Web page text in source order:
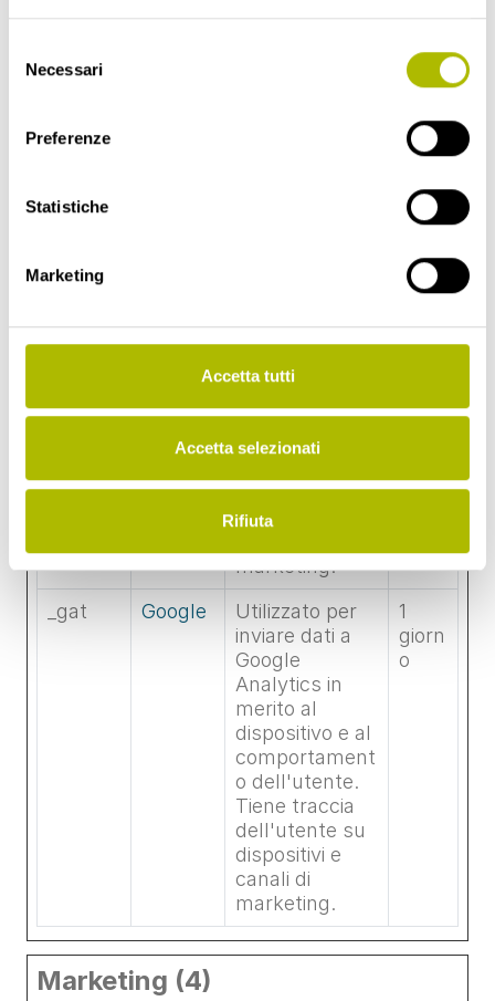
delNecessari
Preferenze
Statistiche
Marketing
Accetta tutti
Accetta selezionati
Rifiuta
_ga_#
Google
Analytics in
merito al
comportament
o dell'utente.
dell'utente su
dispositivi e
marketing.
2
anni
_gat Google
Utilizzato per
inviare dati a
Google
Analytics in
merito al
dispositivo e al
comportament
o dell'utente.
Tiene traccia
dell'utente su
dispositivi e
canali di
marketing.
1
giorn
o
Marketing (4)